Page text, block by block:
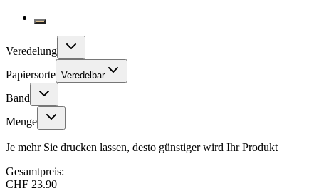
Veredelung
Papiersorte Veredelbar
Band
Menge
Je mehr Sie drucken lassen, desto günstiger wird Ihr Produkt
Gesamtpreis:
CHF 23.90